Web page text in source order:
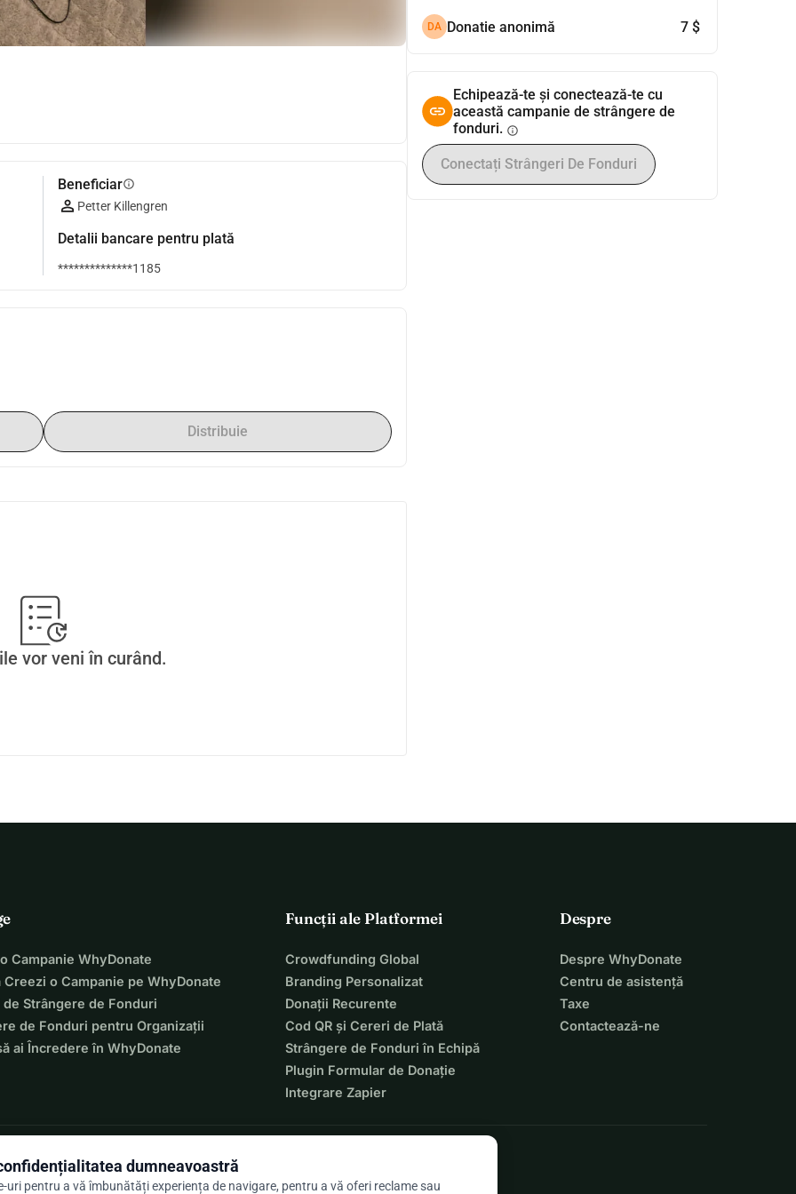
Beneficiarinfo
Petter Killengren
Detalii bancare pentru plată
**************1185
Distribuie
vor veni în curând.
DA Donatie anonimă 7 $
Echipează-te și conectează-te cu
această campanie de strângere de
fonduri. info
Conectați Strângeri De Fonduri
Campanie WhyDonate
Creezi o Campanie pe WhyDonate
Strângere de Fonduri
de Fonduri pentru Organizații
ai Încredere în WhyDonate
Funcții ale Platformei
Crowdfunding Global
Branding Personalizat
Donații Recurente
Cod QR și Cereri de Plată
Strângere de Fonduri în Echipă
Plugin Formular de Donație
Integrare Zapier
Despre
Despre WhyDonate
Centru de asistență
Taxe
Contactează-ne
dumneavoastră
uri pentru a vă îmbunătăți experiența de navigare, pentru a vă oferi reclame sau